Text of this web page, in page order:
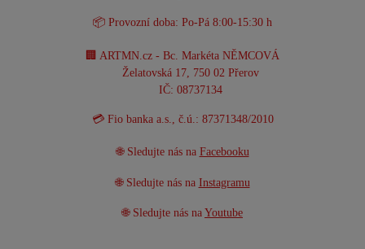
📦 Provozní doba: Po-Pá 8:00-15:30 h
🏢 ARTMN.cz - Bc. Markéta NĚMCOVÁ
Želatovská 17, 750 02 Přerov
IČ: 08737134
💳 Fio banka a.s., č.ú.: 87371348/2010
🌐 Sledujte nás na Facebooku
🌐 Sledujte nás na Instagramu
🌐 Sledujte nás na Youtube